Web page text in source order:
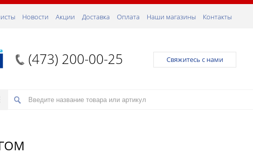
Новости Акции Доставка Оплата Наши магазины Контакты
(473) 200-00-25 Свяжитесь с нами